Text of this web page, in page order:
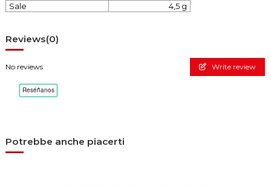
Sale
4,5 g
Reviews(0)
No reviews Write review
Potrebbe anche piacerti